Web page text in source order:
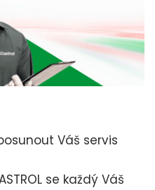
Váš servis
se každý Váš